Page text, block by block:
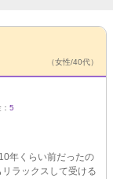
（女性/40代）
5
年くらい前だったの
ラックスして受ける